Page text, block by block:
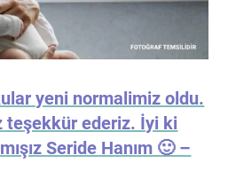
yeni normalimiz oldu.
teşekkür ederiz. İyi ki
Seride Hanım 🙂 –